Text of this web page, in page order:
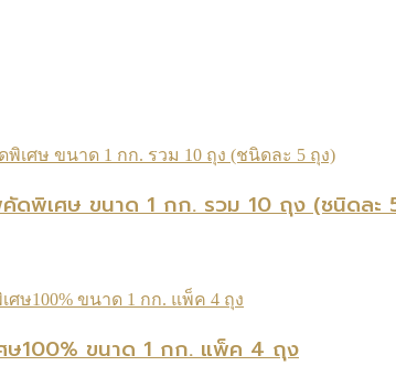
ดพิเศษ ขนาด 1 กก. รวม 10 ถุง (ชนิดละ
ษ100% ขนาด 1 กก. แพ็ค 4 ถุง